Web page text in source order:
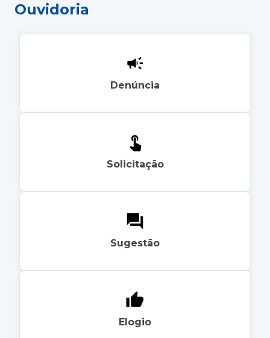
Ouvidoria
Denúncia
Solicitação
Sugestão
Elogio